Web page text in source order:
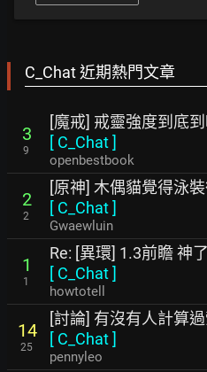
C_Chat 近期熱門文章
3
9
[魔戒] 戒靈強度到底
[ C_Chat]
openbestbook
2
2
[原神] 木偶貓覺得泳
[ C_Chat]
Gwaewluin
1
1
Re: [異環] 1.3前瞻 神
[ C_Chat]
howtotell
14
25
[討論] 有沒有人計算
[ C_Chat]
pennyleo